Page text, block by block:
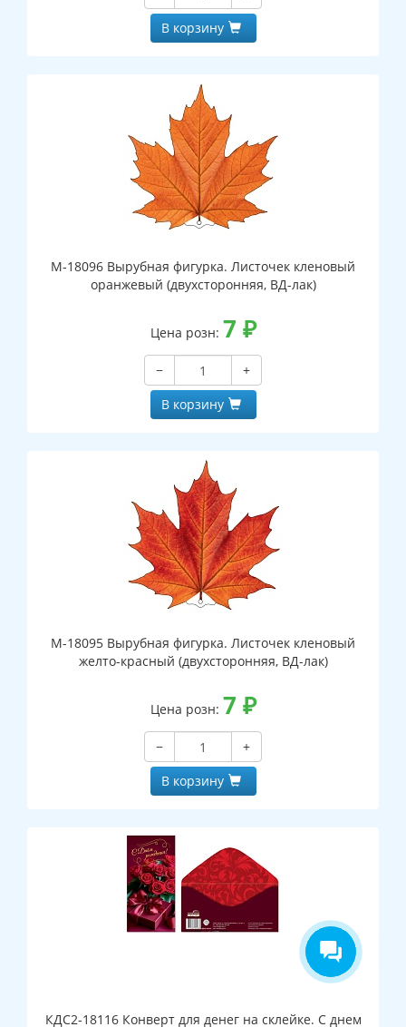
В корзину
М-18096 Вырубная фигурка. Листочек кленовый
оранжевый (двухсторонняя, ВД-лак)
Цена розн: 7 ₽
−
+
В корзину
М-18095 Вырубная фигурка. Листочек кленовый
желто-красный (двухсторонняя, ВД-лак)
Цена розн: 7 ₽
−
+
В корзину
КДС2-18116 Конверт для денег на склейке. С днем